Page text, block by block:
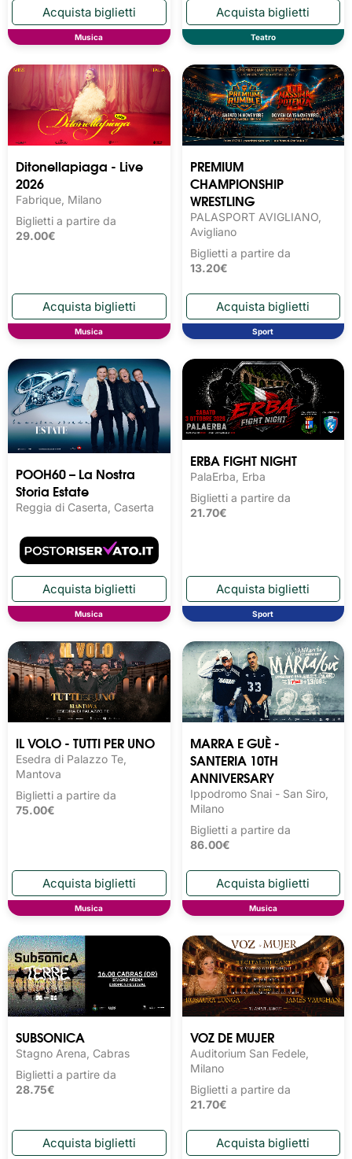
Musica Teatro
Ditonellapiaga - Live
2026
Fabrique, Milano
Biglietti a partire da
29.00€
Musica
PREMIUM
CHAMPIONSHIP
WRESTLING
PALASPORT AVIGLIANO,
Avigliano
Biglietti a partire da
13.20€
Sport
POOH60 – La Nostra
Storia Estate
Reggia di Caserta, Caserta
Musica
ERBA FIGHT NIGHT
PalaErba, Erba
Biglietti a partire da
21.70€
Sport
IL VOLO - TUTTI PER UNO
Esedra di Palazzo Te,
Mantova
Biglietti a partire da
75.00€
Musica
MARRA E GUÈ -
SANTERIA 10TH
ANNIVERSARY
Ippodromo Snai - San Siro,
Milano
Biglietti a partire da
86.00€
Musica
SUBSONICA
Stagno Arena, Cabras
Biglietti a partire da
28.75€
VOZ DE MUJER
Auditorium San Fedele,
Milano
Biglietti a partire da
21.70€